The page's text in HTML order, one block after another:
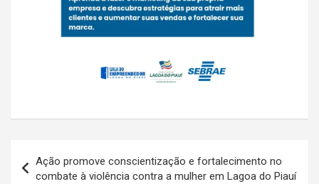
de
Ação promove conscientização e fortalecimento no
combate à violência contra a mulher em Lagoa do Piauí